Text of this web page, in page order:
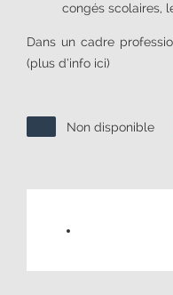
congés scolaires,
Dans un cadre
(plus d’info ici)
Non disponible